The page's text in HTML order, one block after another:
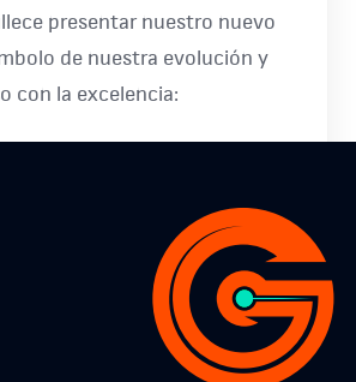
presentar nuestro nuevo
de nuestra evolución y
con la excelencia: